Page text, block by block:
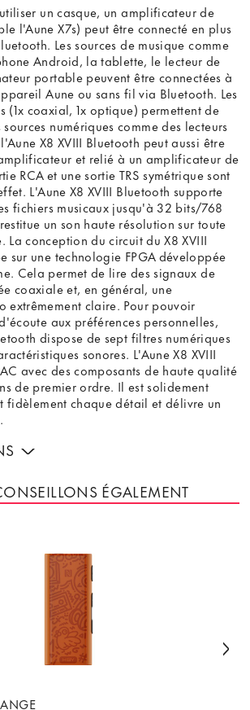
un casque, un amplificateur de
l'Aune X7s) peut être connecté en plus
Les sources de musique comme
Android, la tablette, le lecteur de
portable peuvent être connectées à
Aune ou sans fil via Bluetooth. Les
(1x coaxial, 1x optique) permettent de
numériques comme des lecteurs
X8 XVIII Bluetooth peut aussi être
et relié à un amplificateur de
RCA et une sortie TRS symétrique sont
L'Aune X8 XVIII Bluetooth supporte
fichiers musicaux jusqu'à 32 bits/768
un son haute résolution sur toute
La conception du circuit du X8 XVIII
sur une technologie FPGA développée
Cela permet de lire des signaux de
coaxiale et, en général, une
extrêmement claire. Pour pouvoir
aux préférences personnelles,
dispose de sept filtres numériques
sonores. L'Aune X8 XVIII
avec des composants de haute qualité
de premier ordre. Il est solidement
fidèlement chaque détail et délivre un
ÉGALEMENT